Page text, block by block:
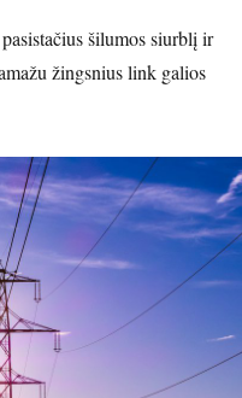
šilumos siurblį ir
žingsnius link galios